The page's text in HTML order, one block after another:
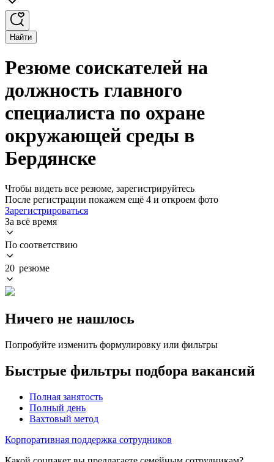
Найти
Резюме соискателей на
должность главного
специалиста по охране
окружающей среды в
Бердянске
Чтобы видеть все резюме, зарегистрируйтесь
После регистрации покажем ещё 4 и откроем фото
Зарегистрироваться
За всё время
По соответствию
20 резюме
Ничего не нашлось
Попробуйте изменить формулировку или фильтры
Быстрые фильтры подбора вакансий
Полная занятость
Полный день
Вахтовый метод
Корпоративная поддержка сотрудников